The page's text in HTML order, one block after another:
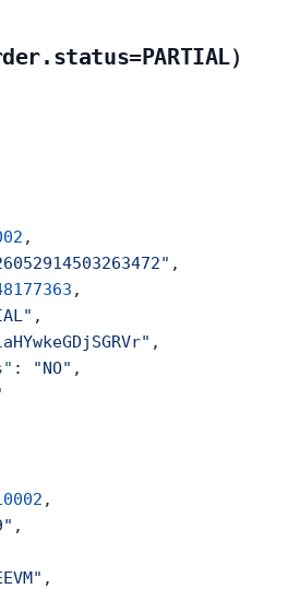
）
,
,
,
,
,
: "NO" ,
,
,
,